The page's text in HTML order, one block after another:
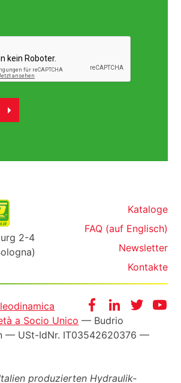
2-4
Kataloge
FAQ (auf Englisch)
Newsletter
Kontakte
FacebookInstagram
Twitter
a Socio Unico — Budrio
— USt-IdNr. IT03542620376 —
produzierten Hydraulik-